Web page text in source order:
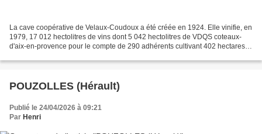
La cave coopérative de Velaux-Coudoux a été créée en 1924. Elle vinifie, en
1979, 17 012 hectolitres de vins dont 5 042 hectolitres de VDQS coteaux-
d'aix-en-provence pour le compte de 290 adhérents cultivant 402 hectares
POUZOLLES (Hérault)
Publié le 24/04/2026 à 09:21
Par Henri